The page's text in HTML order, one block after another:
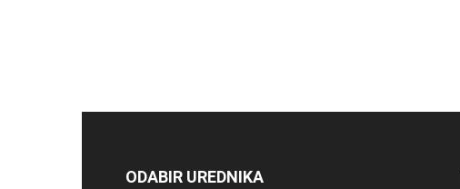
ODABIR UREDNIKA